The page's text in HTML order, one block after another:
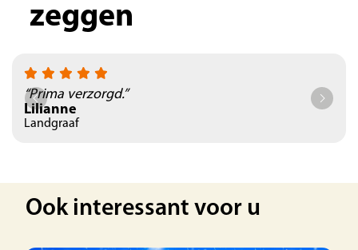
zeggen
“Prima verzorgd.”
Lilianne
Landgraaf
Ook interessant voor u